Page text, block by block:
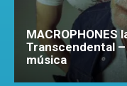
MACROPHONES
Transcendental –
música